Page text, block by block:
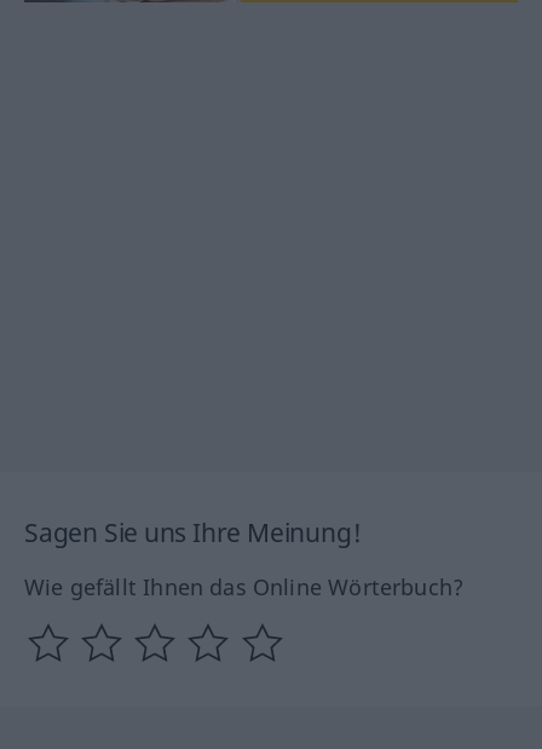
Sagen Sie uns Ihre Meinung!
Wie gefällt Ihnen das Online Wörterbuch?